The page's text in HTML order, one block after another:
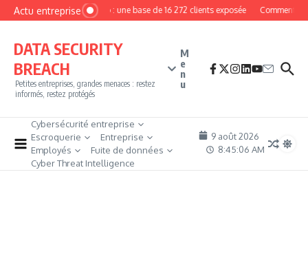
Aller au contenu
Actu entrepriseMyPhoto : une base de 16 272 clients exposée Comment
DATA SECURITY
BREACH
Petites entreprises, grandes menaces : restez
informés, restez protégés
M
e
n
u
Cybersécurité entreprise
Escroquerie
Entreprise
Employés
Fuite de données
Cyber Threat Intelligence
9 août 2026
8:45:07 AM